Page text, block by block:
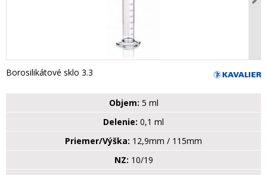
Borosilikátové sklo 3.3
Objem: 5 ml
Delenie: 0,1 ml
Priemer/Výška: 12,9mm / 115mm
NZ: 10/19